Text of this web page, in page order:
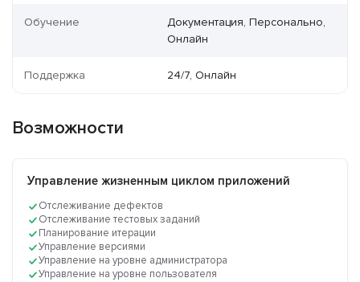
Обучение
Документация, Персонально,
Онлайн
Поддержка 24/7, Онлайн
Возможности
Управление жизненным циклом приложений
Отслеживание дефектов
Отслеживание тестовых заданий
Планирование итерации
Управление версиями
Управление на уровне администратора
Управление на уровне пользователя